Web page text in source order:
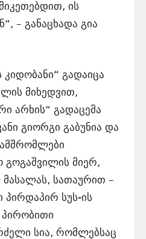
ის
– განაცხადა გია
კიდობანი“ გადაიცა
მიხედვით,
არხის“ გადაცემა
გიორგი გაბუნია და
გოგაშვილის მიერ,
სათაურით –
სუს-ის
პირობითი
სია, რომლებსაც